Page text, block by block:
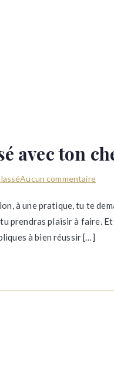
avec ton
Aucun commentairesur
si
tu
à une pratique, tu te
prendras plaisir à faire.
à bien réussir […]